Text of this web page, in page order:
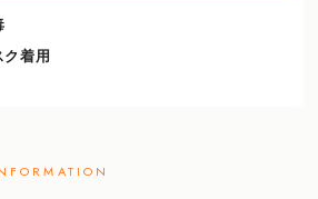
着用